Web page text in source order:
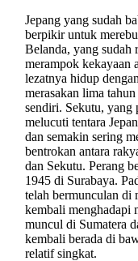
Jepang yang sudah
berpikir untuk
Belanda, yang sudah
merampok kekayaan
lezatnya hidup
merasakan lima
sendiri. Sekutu, yang
melucuti tentara
dan semakin sering
bentrokan antara
dan Sekutu. Perang
1945 di Surabaya.
telah bermunculan di
kembali menghadapi
muncul di Sumatera
kembali berada di
relatif singkat.